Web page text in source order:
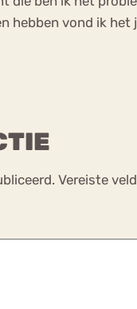
hebben vond ik het
Vereiste